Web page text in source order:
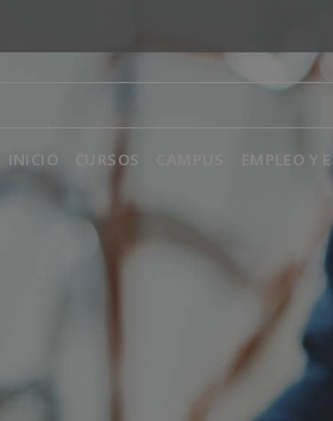
INICIO CURSOS EMPLEO